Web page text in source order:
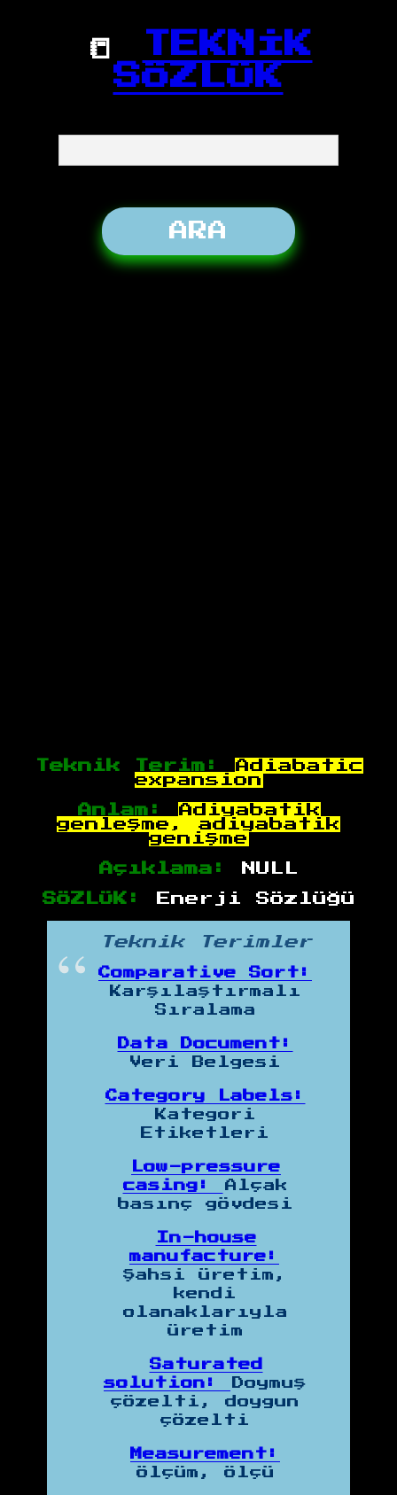
📒
TEKNİK
SÖZLÜK
Teknik Terim:
Adiabatic
expansion
Anlam:
Adiyabatik
genleşme, adiyabatik
genişme
Açıklama: NULL
SÖZLÜK: Enerji Sözlüğü
Teknik Terimler
Comparative Sort:
Karşılaştırmalı
Sıralama
Data Document:
Veri Belgesi
Category Labels:
Kategori
Etiketleri
Low-pressure
casing:
Alçak
basınç gövdesi
In-house
manufacture:
Şahsi üretim,
kendi
olanaklarıyla
üretim
Saturated
solution:
Doymuş
çözelti, doygun
çözelti
Measurement:
Ölçüm, ölçü